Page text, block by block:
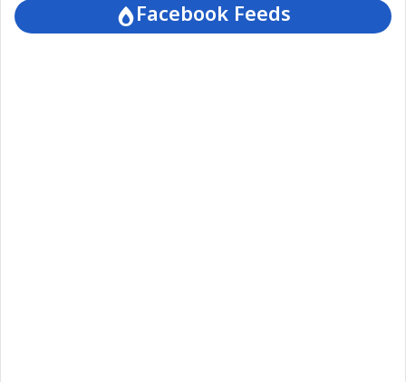
Facebook Feeds